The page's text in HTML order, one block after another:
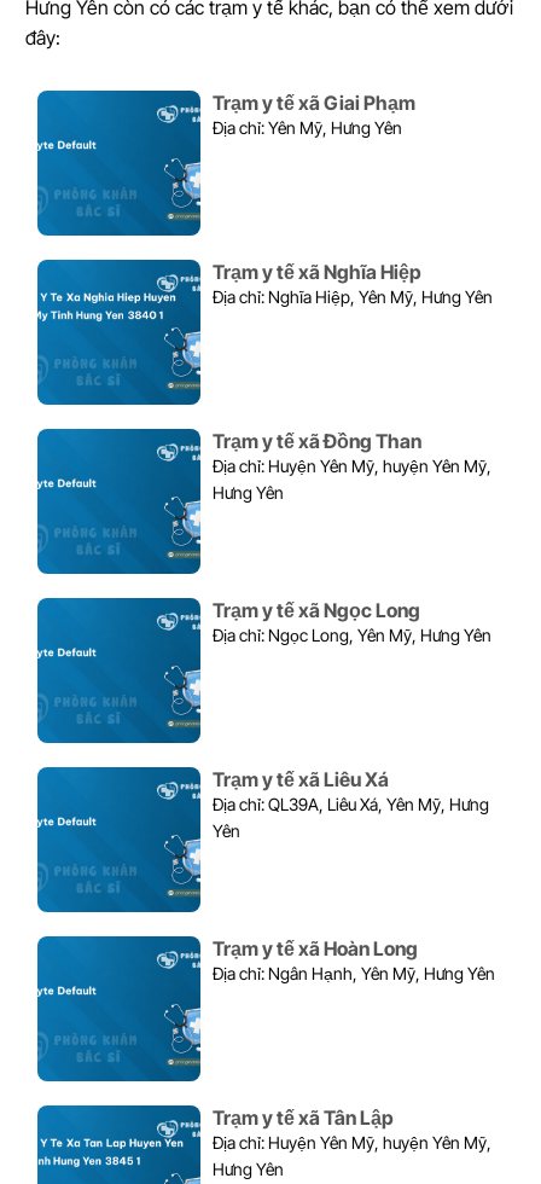
Hưng Yên còn có các trạm y tế khác, bạn có thể xem dưới
đây:
Trạm y tế xã Giai Phạm
Địa chỉ: Yên Mỹ, Hưng Yên
Trạm y tế xã Nghĩa Hiệp
Địa chỉ: Nghĩa Hiệp, Yên Mỹ, Hưng Yên
Trạm y tế xã Đồng Than
Địa chỉ: Huyện Yên Mỹ, huyện Yên Mỹ,
Hưng Yên
Trạm y tế xã Ngọc Long
Địa chỉ: Ngọc Long, Yên Mỹ, Hưng Yên
Trạm y tế xã Liêu Xá
Địa chỉ: QL39A, Liêu Xá, Yên Mỹ, Hưng
Yên
Trạm y tế xã Hoàn Long
Địa chỉ: Ngân Hạnh, Yên Mỹ, Hưng Yên
Trạm y tế xã Tân Lập
Địa chỉ: Huyện Yên Mỹ, huyện Yên Mỹ,
Hưng Yên